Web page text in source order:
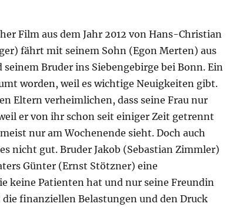
Film aus dem Jahr 2012 von Hans-Christian
fährt mit seinem Sohn (Egon Merten) aus
Bruder ins Siebengebirge bei Bonn. Ein
worden, weil es wichtige Neuigkeiten gibt.
Eltern verheimlichen, dass seine Frau nur
er von ihr schon seit einiger Zeit getrennt
nur am Wochenende sieht. Doch auch
nicht gut. Bruder Jakob (Sebastian Zimmler)
Günter (Ernst Stötzner) eine
keine Patienten hat und nur seine Freundin
finanziellen Belastungen und den Druck